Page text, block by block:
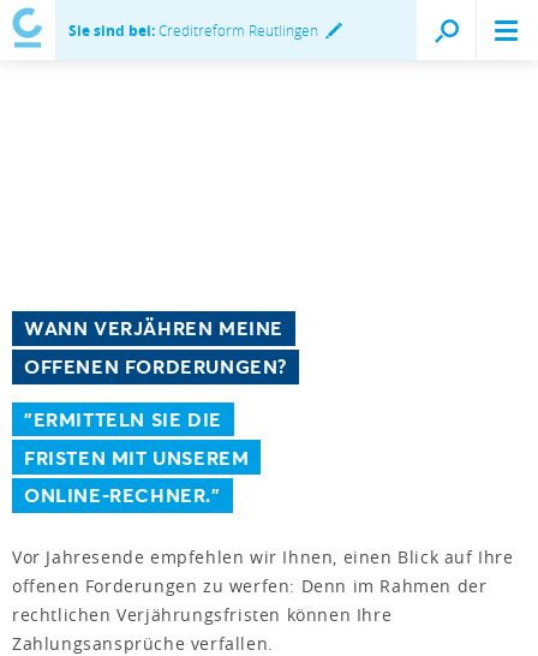
Sie sind bei:Creditreform Reutlingen
WANN VERJÄHREN MEINE
OFFENEN FORDERUNGEN?
"ERMITTELN SIE DIE
FRISTEN MIT UNSEREM
ONLINE-RECHNER."
Vor Jahresende empfehlen wir Ihnen, einen Blick auf Ihre
offenen Forderungen zu werfen: Denn im Rahmen der
rechtlichen Verjährungsfristen können Ihre
Zahlungsansprüche verfallen.